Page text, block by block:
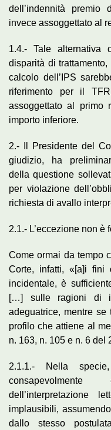
dell’indennità premio
invece assoggettato al
1.4.- Tale alternativa
disparità di
calcolo dell’IPS
riferimento per il
assoggettato al primo
importo inferiore.
2.- Il Presidente del
giudizio, ha
della questione
per violazione
richiesta di avallo
2.1.- L’eccezione non è
Come ormai da tempo
Corte, infatti, «[a]i fini
incidentale, è
[…] sulle ragioni di
adeguatrice, mentre
profilo che attiene al
n. 163, n. 105 e n. 6 del
2.1.1.- Nella
dell’interpretazione
implausibili,
dallo stesso